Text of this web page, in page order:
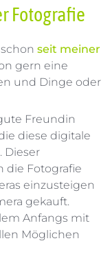
Fotografie
seit meiner
gern eine
und Dinge oder
Freundin
diese digitale
Dieser
die Fotografie
einzusteigen
gekauft.
Anfangs mit
Möglichen